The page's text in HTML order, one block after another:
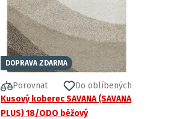
DOPRAVA ZDARMA
Porovnat
Do oblíbených
Kusový koberec SAVANA (SAVANA
PLUS) 18/ODO béžový